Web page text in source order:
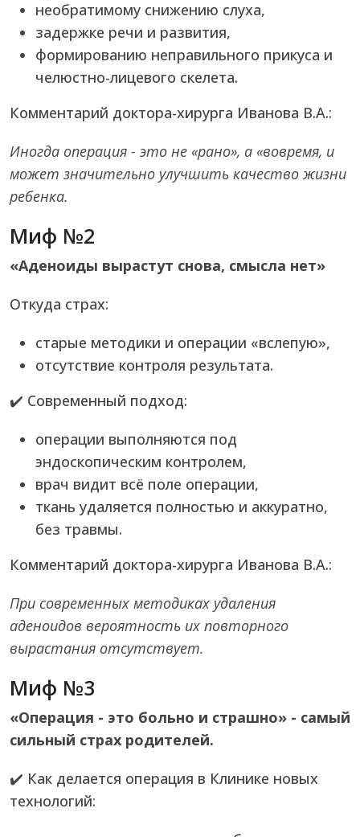
необратимому снижению слуха,
задержке речи и развития,
формированию неправильного прикуса и
челюстно-лицевого скелета.
Комментарий доктора-хирурга Иванова В.А.:
Иногда операция - это не «рано», а «вовремя, и
может значительно улучшить качество жизни
ребенка.
Миф №2
«Аденоиды вырастут снова, смысла нет»
Откуда страх:
старые методики и операции «вслепую»,
отсутствие контроля результата.
✔️ Современный подход:
операции выполняются под
эндоскопическим контролем,
врач видит всё поле операции,
ткань удаляется полностью и аккуратно,
без травмы.
Комментарий доктора-хирурга Иванова В.А.:
При современных методиках удаления
аденоидов вероятность их повторного
вырастания отсутствует.
Миф №3
«Операция - это больно и страшно» - самый
сильный страх родителей.
✔️ Как делается операция в Клинике новых
технологий: